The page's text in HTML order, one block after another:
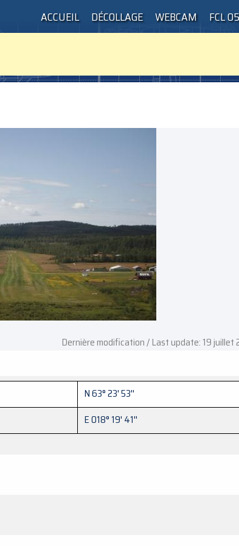
ACCUEIL DÉCOLLAGE WEBCAM FCL
Dernière modification / Last update: 19 juillet
N 63° 23' 53''
E 018° 19' 41''